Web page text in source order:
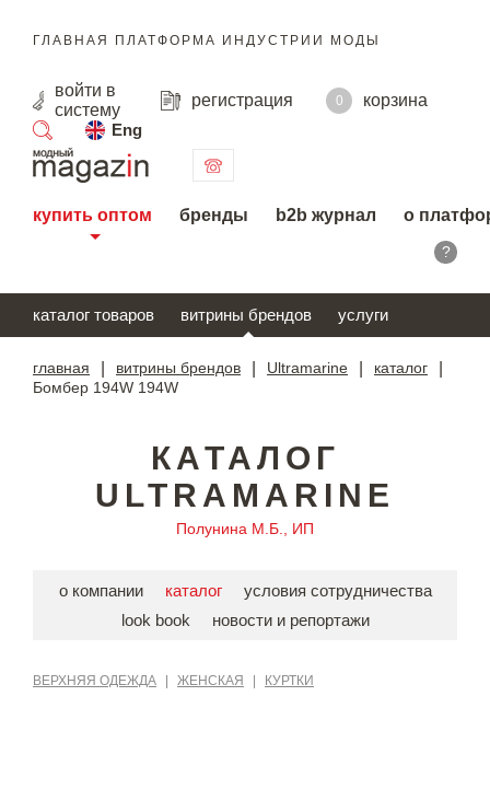
ГЛАВНАЯ ПЛАТФОРМА ИНДУСТРИИ МОДЫ
войти в
систему
регистрация 0
корзина
Eng
поиск
купить оптом бренды b2b журнал о
?
каталог товаров витрины брендов услуги
главная витрины брендов Ultramarine каталог
Бомбер 194W 194W
КАТАЛОГ
ULTRAMARINE
Полунина М.Б., ИП
о компании каталог
условия сотрудничества
look book
новости и репортажи
ВЕРХНЯЯ ОДЕЖДА ЖЕНСКАЯ КУРТКИ